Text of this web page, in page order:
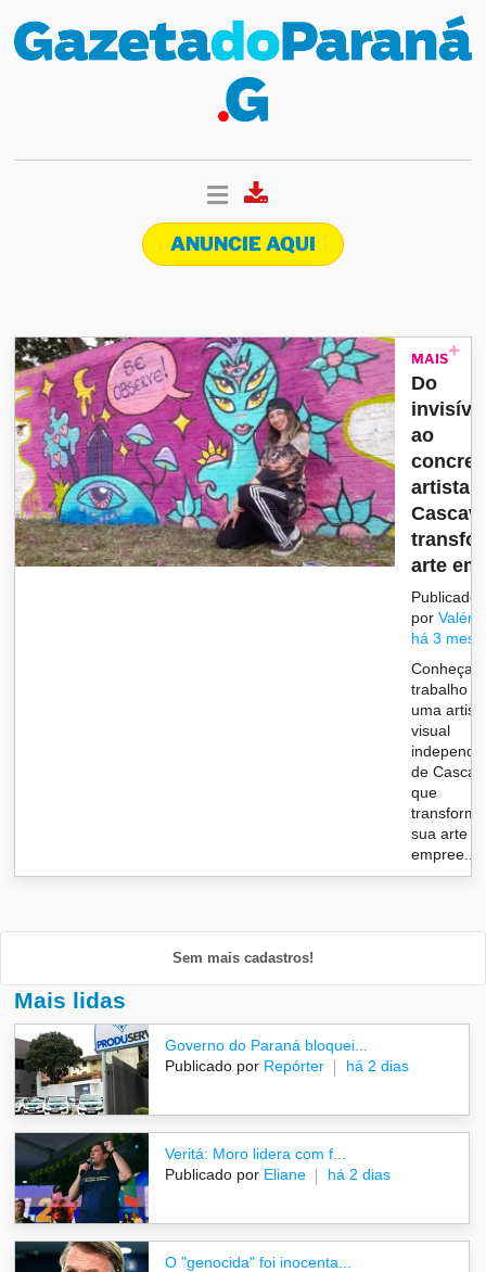
ANUNCIE AQUI
MAIS
Do
ao
artista
arte
Publicado
porValéria
há 3
Conheça o
trabalho
uma
visual
de
que
sua arte
empree...
Sem mais cadastros!
Mais lidas
Governo do Paraná bloquei...
Publicado por Repórter há 2 dias
Veritá: Moro lidera com f...
Publicado por Eliane há 2 dias
O "genocida" foi inocenta...